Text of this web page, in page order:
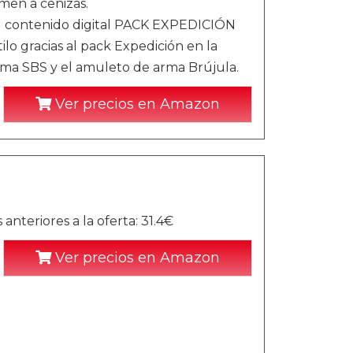
a cenizas.
digital PACK EXPEDICIÓN
gracias al pack Expedición en la
SBS y el amuleto de arma Brújula.
Ver precios en Amazon
a la oferta: 31.4€
Ver precios en Amazon